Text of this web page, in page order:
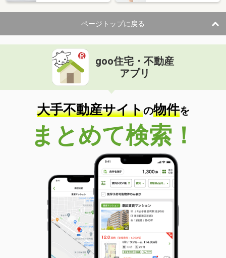
ページトップに戻る
goo住宅・不動産
アプリ
大手不動産サイトの物件を
まとめて検索！